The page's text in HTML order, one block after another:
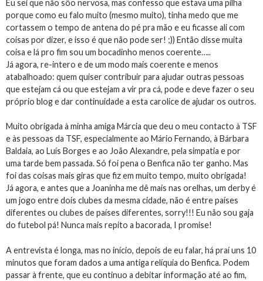
Eu sei que não sôo nervosa, mas confesso que estava uma pilha
porque como eu falo muito (mesmo muito), tinha medo que me
cortassem o tempo de antena do pé pra mão e eu ficasse ali com
coisas por dizer, e isso é que não pode ser! ;)) Então disse muita
coisa e lá pro fim sou um bocadinho menos coerente…..
Já agora, re-intero e de um modo mais coerente e menos
atabalhoado: quem quiser contribuir para ajudar outras pessoas
que estejam cá ou que estejam a vir pra cá, pode e deve fazer o seu
próprio blog e dar continuidade a esta carolice de ajudar os outros.
Muito obrigada à minha amiga Márcia que deu o meu contacto à TSF
e às pessoas da TSF, especialmente ao Mário Fernando, à Bárbara
Baldaia, ao Luís Borges e ao João Alexandre, pela simpatia e por
uma tarde bem passada. Só foi pena o Benfica não ter ganho. Mas
foi das coisas mais giras que fiz em muito tempo, muito obrigada!
Já agora, e antes que a Joaninha me dê mais nas orelhas, um derby é
um jogo entre dois clubes da mesma cidade, não é entre países
diferentes ou clubes de países diferentes, sorry!!! Eu não sou gaja
do futebol pá! Nunca mais repito a bacorada, I promise!
A entrevista é longa, mas no início, depois de eu falar, há praí uns 10
minutos que foram dados a uma antiga relíquia do Benfica. Podem
passar à frente, que eu continuo a debitar informação até ao fim,